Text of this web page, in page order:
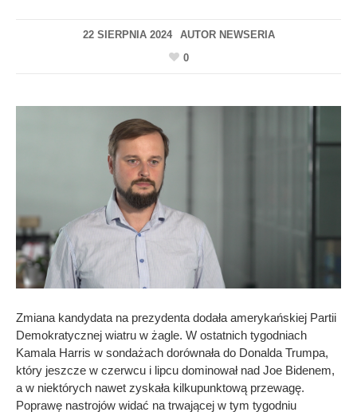
22 SIERPNIA 2024 AUTOR NEWSERIA
0
Zmiana kandydata na prezydenta dodała amerykańskiej Partii
Demokratycznej wiatru w żagle. W ostatnich tygodniach
Kamala Harris w sondażach dorównała do Donalda Trumpa,
który jeszcze w czerwcu i lipcu dominował nad Joe Bidenem,
a w niektórych nawet zyskała kilkupunktową przewagę.
Poprawę nastrojów widać na trwającej w tym tygodniu